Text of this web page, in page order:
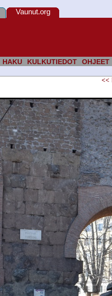
HAKU KULKUTIEDOT OHJEET
Vaunut.org
<<